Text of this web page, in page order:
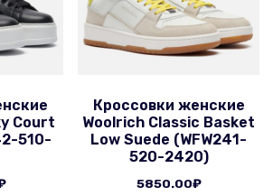
Court
510-
Кроссовки женские
Woolrich Classic Basket
Low Suede (WFW241-
520-2420)
5850.00₽